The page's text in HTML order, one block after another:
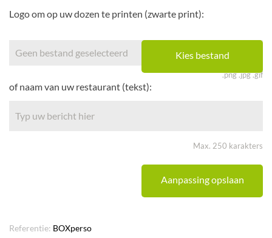
Logo om op uw dozen te printen (zwarte print):
Geen bestand geselecteerd Kies bestand
.png .jpg .gif
of naam van uw restaurant (tekst):
Max. 250 karakters
Aanpassing opslaan
Referentie: BOXperso